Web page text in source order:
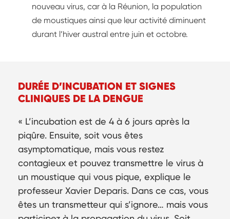
nouveau virus, car à la Réunion, la population
de moustiques ainsi que leur activité diminuent
durant l’hiver austral entre juin et octobre.
DURÉE D’INCUBATION ET SIGNES
CLINIQUES DE LA DENGUE
« L’incubation est de 4 à 6 jours après la
piqûre. Ensuite, soit vous êtes
asymptomatique, mais vous restez
contagieux et pouvez transmettre le virus à
un moustique qui vous pique, explique le
professeur Xavier Deparis. Dans ce cas, vous
êtes un transmetteur qui s’ignore… mais vous